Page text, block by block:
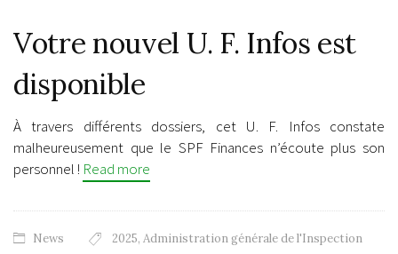
Votre nouvel U. F. Infos est
disponible
À travers différents dossiers, cet U. F. Infos constate
malheureusement que le SPF Finances n’écoute plus son
personnel ! Read more
News 2025, Administration générale de l'Inspection